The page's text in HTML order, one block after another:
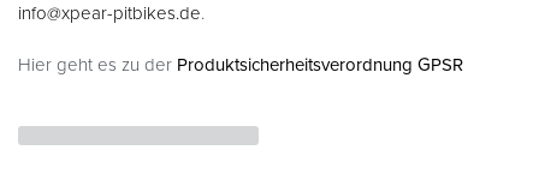
info@xpear-pitbikes.de.
Hier geht es zu der Produktsicherheitsverordnung GPSR